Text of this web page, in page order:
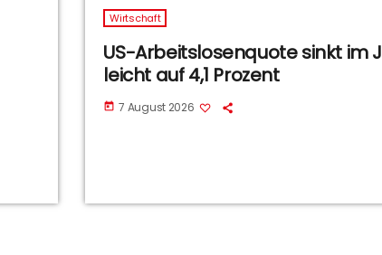
Wirtschaft
US-Arbeitslosenquote sinkt im
leicht auf 4,1 Prozent
today 7 August 2026